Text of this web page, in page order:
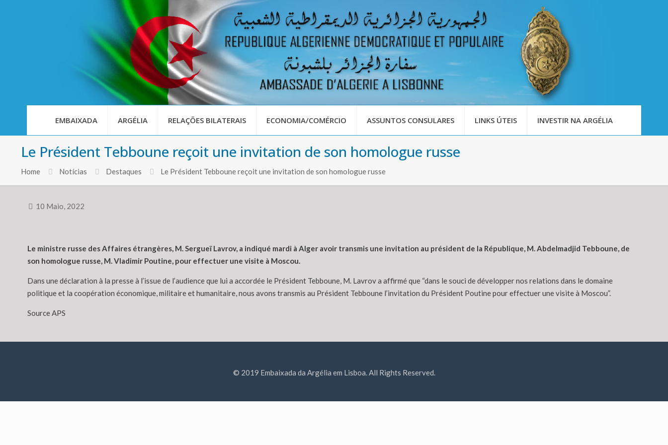
EMBAIXADA ARGÉLIA RELAÇÕES BILATERAIS ECONOMIA/COMÉRCIO ASSUNTOS CONSULARES LINKS ÚTEIS INVESTIR NA ARGÉLIA
Le Président Tebboune reçoit une invitation de son homologue russe
Home Notícias Destaques Le Président Tebboune reçoit une invitation de son homologue russe
10 Maio, 2022
Le ministre russe des Affaires étrangères, M. Sergueï Lavrov, a indiqué mardi à Alger avoir transmis une invitation au président de la République, M. Abdelmadjid Tebboune, de
son homologue russe, M. Vladimir Poutine, pour effectuer une visite à Moscou.
Dans une déclaration à la presse à l’issue de l’audience que lui a accordée le Président Tebboune, M. Lavrov a affirmé que “dans le souci de développer nos relations dans le domaine
politique et la coopération économique, militaire et humanitaire, nous avons transmis au Président Tebboune l’invitation du Président Poutine pour effectuer une visite à Moscou”.
Source APS
© 2019 Embaixada da Argélia em Lisboa. All Rights Reserved.